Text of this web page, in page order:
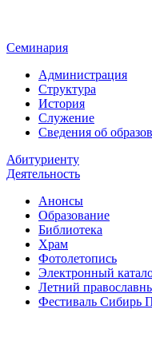
Семинария
Администрация
Структура
История
Служение
Сведения об
Абитуриенту
Деятельность
Анонсы
Образование
Библиотека
Храм
Фотолетопись
Электронный
Летний
Фестиваль Сибирь